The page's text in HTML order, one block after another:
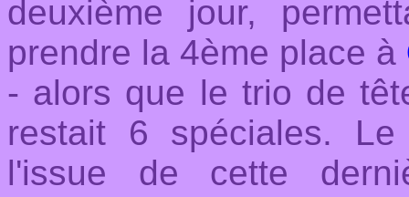
deuxième jour,
prendre la 4ème place à
- alors que le trio de
restait 6 spéciales.
l'issue de cette